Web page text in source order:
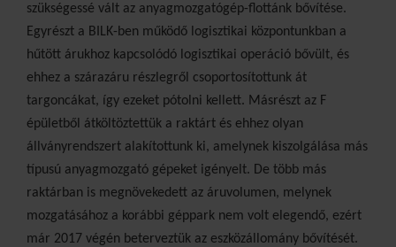
szükségessé vált az anyagmozgatógép-flottánk bővítése.
Egyrészt a BILK-ben működő logisztikai központunkban a
hűtött árukhoz kapcsolódó logisztikai operáció bővült, és
ehhez a szárazáru részlegről csoportosítottunk át
targoncákat, így ezeket pótolni kellett. Másrészt az F
épületből átköltöztettük a raktárt és ehhez olyan
állványrendszert alakítottunk ki, amelynek kiszolgálása más
típusú anyagmozgató gépeket igényelt. De több más
raktárban is megnövekedett az áruvolumen, melynek
mozgatásához a korábbi géppark nem volt elegendő, ezért
már 2017 végén beterveztük az eszközállomány bővítését.